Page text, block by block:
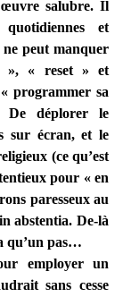
œuvre salubre. Il
et
ne peut manquer
», « reset » et
programmer sa
De déplorer le
sur écran, et le
(ce qu’est
pour « en
paresseux au
abstentia. De-là
qu’un pas…
employer un
sans cesse